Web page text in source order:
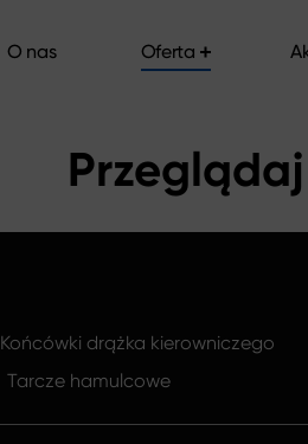
O nas
Oferta
Końcówki drążka kierowniczego
Tarcze hamulcowe